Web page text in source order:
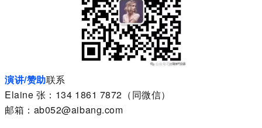
演讲/赞助联系
Elaine 张：134 1861 7872（同微信）
邮箱：ab052@aibang.com